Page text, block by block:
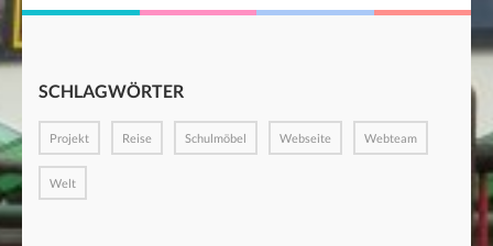
SCHLAGWÖRTER
Projekt Reise Schulmöbel Webseite Webteam
Welt